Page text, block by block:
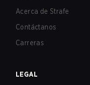
Acerca de Strafe
Contáctanos
Carreras
LEGAL